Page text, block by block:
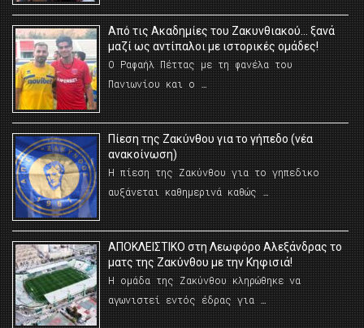
Από τις Ακαδημίες του Ζακυνθιακού… ξανά
μαζί ως αντίπαλοι με ιστορικές ομάδες!
Ο Ραφαήλ Πέττας με τη φανέλα του
Πανιωνίου και ο …
Πίεση της Ζακύνθου για το γήπεδο (νέα
ανακοίνωση)
Η πίεση της Ζακύνθου για το γηπεδικο
αυξάνεται καθημερινά καθώς …
AΠΟΚΛΕΙΣΤΙΚΟ στη Λεωφόρο Αλεξάνδρας το
ματς της Ζακύνθου με την Κηφισιά!
Η ομάδα της Ζακύνθου κληρώθηκε να
αγωνιστεί εντός έδρας για …